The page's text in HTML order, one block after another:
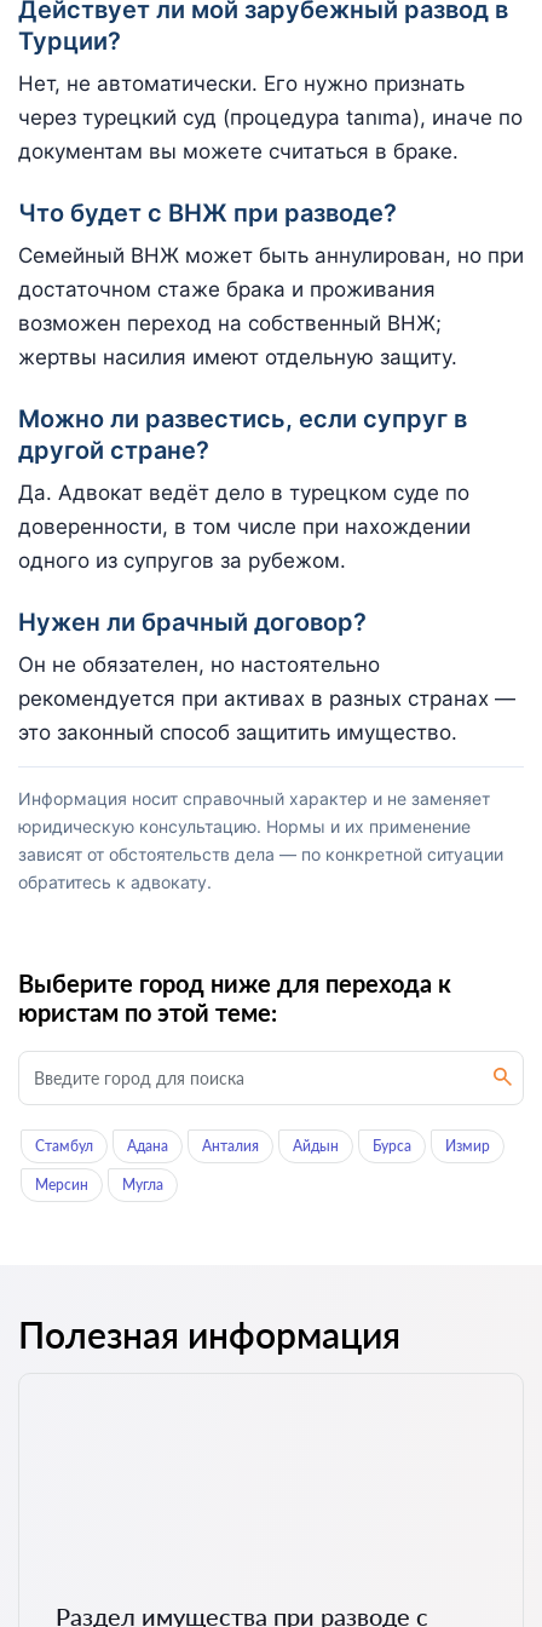
Действует ли мой зарубежный развод в
Турции?
Нет, не автоматически. Его нужно признать
через турецкий суд (процедура tanıma), иначе по
документам вы можете считаться в браке.
Что будет с ВНЖ при разводе?
Семейный ВНЖ может быть аннулирован, но при
достаточном стаже брака и проживания
возможен переход на собственный ВНЖ;
жертвы насилия имеют отдельную защиту.
Можно ли развестись, если супруг в
другой стране?
Да. Адвокат ведёт дело в турецком суде по
доверенности, в том числе при нахождении
одного из супругов за рубежом.
Нужен ли брачный договор?
Он не обязателен, но настоятельно
рекомендуется при активах в разных странах —
это законный способ защитить имущество.
Информация носит справочный характер и не заменяет
юридическую консультацию. Нормы и их применение
зависят от обстоятельств дела — по конкретной ситуации
обратитесь к адвокату.
Выберите город ниже для перехода к
юристам по этой теме:
Стамбул Адана Анталия Айдын Бурса Измир
Мерсин Мугла
Полезная информация
Раздел имущества при разводе с